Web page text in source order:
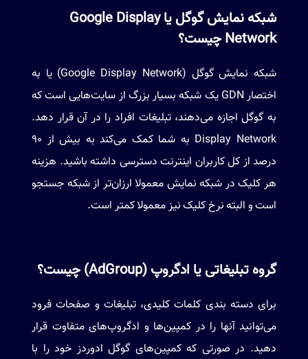
شبکه نمایش گوگل یا Google Display
Network چیست؟
شبکه نمایش گوگل (Google Display Network) یا به
اختصار GDN یک شبکه بسیار بزرگ از سایت‌هایی است که
به گوگل اجازه می‌دهند، تبلیغات افراد را در آن قرار دهد.
Display Network به شما کمک می‌کند به بیش از 90
درصد از کل کاربران اینترنت دسترسی داشته باشید. هزینه
هر کلیک در شبکه نمایش معمولا ارزان‌تر از شبکه جستجو
است و البته نرخ کلیک نیز معمولا کمتر است.
گروه تبلیغاتی یا ادگروپ (AdGroup) چیست؟
برای دسته بندی کلمات کلیدی، تبلیغات و صفحات فرود
می‌توانید آنها را در کمپین‌ها و ادگروپ‌های متفاوت قرار
دهید. در صورتی که کمپین‌های گوگل ادوردز خود را با